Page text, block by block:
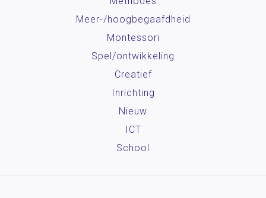
Meer-/hoog­begaafdheid
Montessori
Spel/ontwikkeling
Creatief
Inrichting
Nieuw
ICT
School